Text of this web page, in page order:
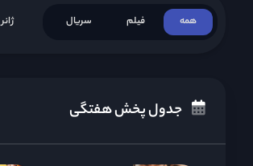
همه فیلم سریال ژانر
جدول پخش هفتگی